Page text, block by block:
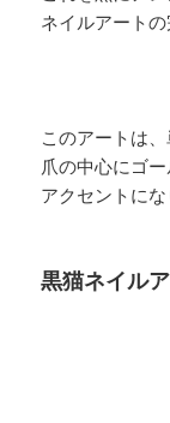
ネイルアートの
このアートは
爪の中心にゴ
アクセントにな
黒猫ネイル